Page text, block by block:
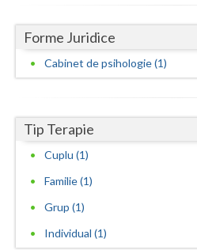
Mehedinti
Mures
Olt
Prahova
Satu-Mare
Forme Juridice
Cabinet de psihologie (1)
Tip Terapie
Cuplu (1)
Familie (1)
Grup (1)
Individual (1)